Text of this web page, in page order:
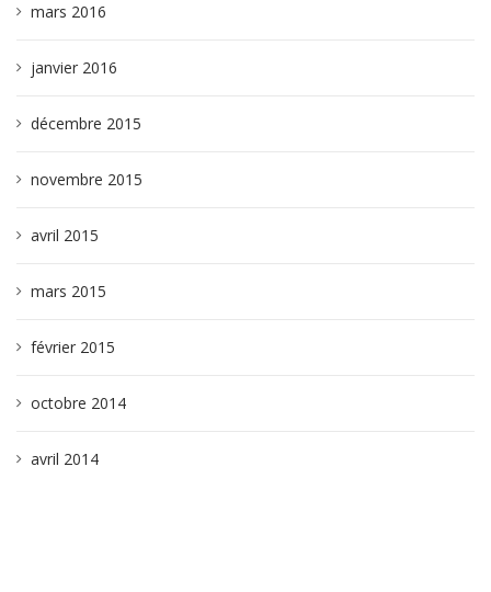
mars 2016
janvier 2016
décembre 2015
novembre 2015
avril 2015
mars 2015
février 2015
octobre 2014
avril 2014